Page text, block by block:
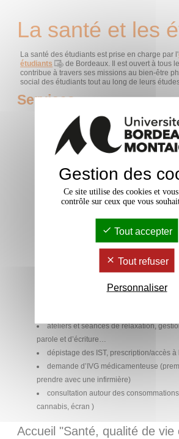
La santé et les
La santé des étudiants est prise en charge par l'
étudiants
de Bordeaux. Il est ouvert à tous
contribue à travers ses missions au bien-être
social des étudiants tout au long de leurs
Services
consultations médicales sur RDV
avancer) – médecine générale,
médecine du sport,
consultation avec une diététicienne
équilibrée,
entretien sur la contraception, la
femme,
entretien avec une assistante sociale,
consultation pour pratiquer un sport
indication à la pratique d’un sport y
marathon, plongée, sports de combat…),
consultation médicale dans le cadre
études et des examens pour les situations
ateliers et séances de relaxation,
parole et d’écriture…
dépistage des IST, prescription/accès à
demande d’IVG médicamenteuse
prendre avec une infirmière)
consultation autour des
cannabis, écran )
Accueil "Santé, qualité de vie
Gestion des
Ce site utilise des cookies et
contrôle sur ceux que vous
Tout accepter
Tout refuser
Personnaliser